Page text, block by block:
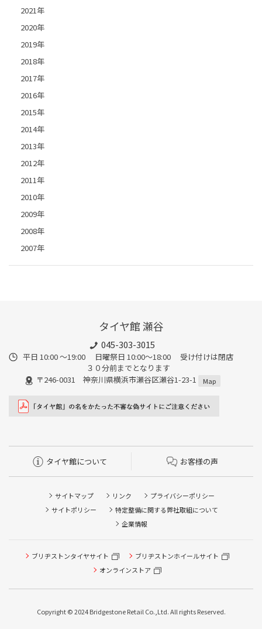
2021年
2020年
2019年
2018年
2017年
2016年
2015年
2014年
2013年
2012年
2011年
2010年
2009年
2008年
2007年
タイヤ館 瀬谷
045-303-3015
平日 10:00 ～19:00 日曜祭日 10:00～18:00 受け付けは閉店
３０分前までとなります
〒246-0031 神奈川県横浜市瀬谷区瀬谷1-23-1
Map
タイヤ館について お客様の声
サイトマップ リンク
プライバシーポリシー
サイトポリシー
特定整備に関する弊社取組について
企業情報
ブリヂストンタイヤサイト
ブリヂストンホイールサイト
オンラインストア
Copyright © 2024 Bridgestone Retail Co.,Ltd. All rights Reserved.